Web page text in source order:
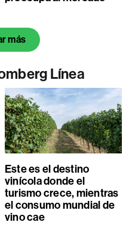
más
Línea
Este es el destino
vinícola donde el
turismo crece, mientras
el consumo mundial de
vino cae